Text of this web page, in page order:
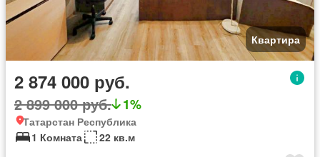
Квартира
2 874 000 руб.
2 899 000 руб. 1%
Татарстан Республика
1 Комната
22 кв.м